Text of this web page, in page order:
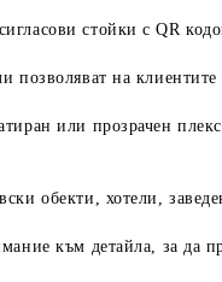
стойки с QR
позволяват на
или прозрачен
обекти, хотели,
към детайла, за да